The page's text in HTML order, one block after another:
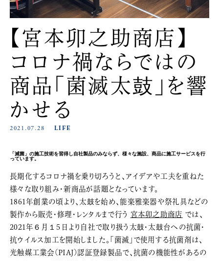
【宮本卯之助商店】
コロナ禍ならではの
商品「菌滅太鼓」を響
かせる
2021.07.28 LIFE
「滅菌」の施工技術を習得し自社製品のみならず、様々な施設、商品に施工サービスを行
っています。
長期化するコロナ禍を乗り切ろうと、アイデアや工夫を重ねた
様々な取り組み・新商品が話題となっています。
1861年創業の頃より、太鼓を始め、能楽雅楽器や祭礼具などの
製作から販売・修理・レンタルまで行う 宮本卯之助商店 では、
2021年６月１５日より自社で取り扱う太鼓・太鼓台への抗菌・
抗ウイルス加工を開始しました。「菌滅」で使用する抗菌剤は、
光触媒工業会(PIAJ)認証登録製品で、抗菌の機能性があるの